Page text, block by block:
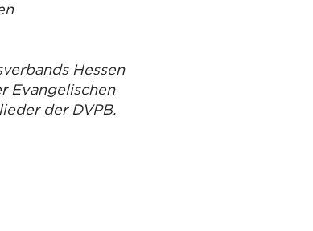
Hessen
Evangelischen
der DVPB.